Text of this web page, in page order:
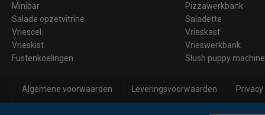
Minibar
Pizzawerkbank
Salade opzetvitrine
Saladette
Vriescel
Vrieskast
Vrieskist
Vrieswerkbank
Fustenkoelingen
Slush puppy
Algemene voorwaarden Leveringsvoorwaarden